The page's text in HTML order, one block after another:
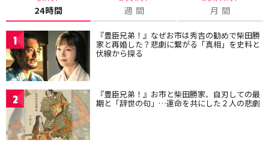
24時間 週 間 月 間
1 『豊臣兄弟！』なぜお市は秀吉の勧めで柴田勝
家と再婚した？悲劇に繋がる「真相」を史料と
伏線から探る
2 『豊臣兄弟！』お市と柴田勝家、自刃しての最
期と「辞世の句」…運命を共にした２人の悲劇